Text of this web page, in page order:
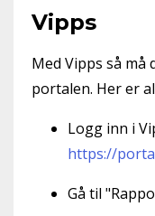
Vipps
Med Vipps så må
portalen. Her er
Logg inn i
https://
Gå til